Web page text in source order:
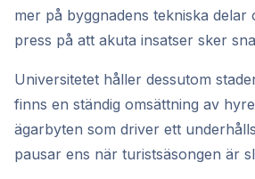
mer på byggnadens tekniska delar
press på att akuta insatser sker
Universitetet håller dessutom
finns en ständig omsättning av
ägarbyten som driver ett
pausar ens när turistsäsongen är